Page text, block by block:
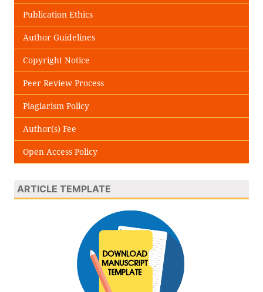
Publication Ethics
Author Guidelines
Copyright Notice
Peer Review Process
Plagiarism Policy
Author(s) Fee
Open Access Policy
ARTICLE TEMPLATE